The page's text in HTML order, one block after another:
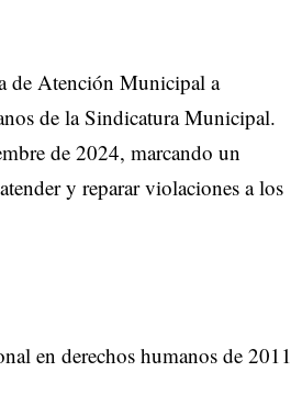
de Atención Municipal a
de la Sindicatura Municipal.
de 2024, marcando un
y reparar violaciones a los
en derechos humanos de 2011